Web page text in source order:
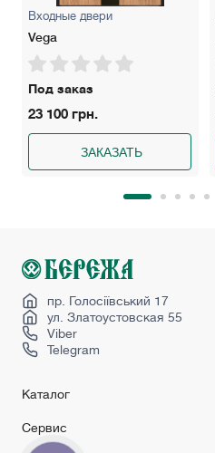
Входные двери
Vega
Под заказ
23 100 грн.
ЗАКАЗАТЬ
пр. Голосіївський 17
ул. Златоустовская 55
Viber
Telegram
Каталог
Сервис